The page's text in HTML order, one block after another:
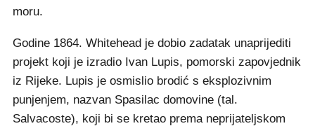
moru.
Godine 1864. Whitehead je dobio zadatak unaprijediti
projekt koji je izradio Ivan Lupis, pomorski zapovjednik
iz Rijeke. Lupis je osmislio brodić s eksplozivnim
punjenjem, nazvan Spasilac domovine (tal.
Salvacoste), koji bi se kretao prema neprijateljskom